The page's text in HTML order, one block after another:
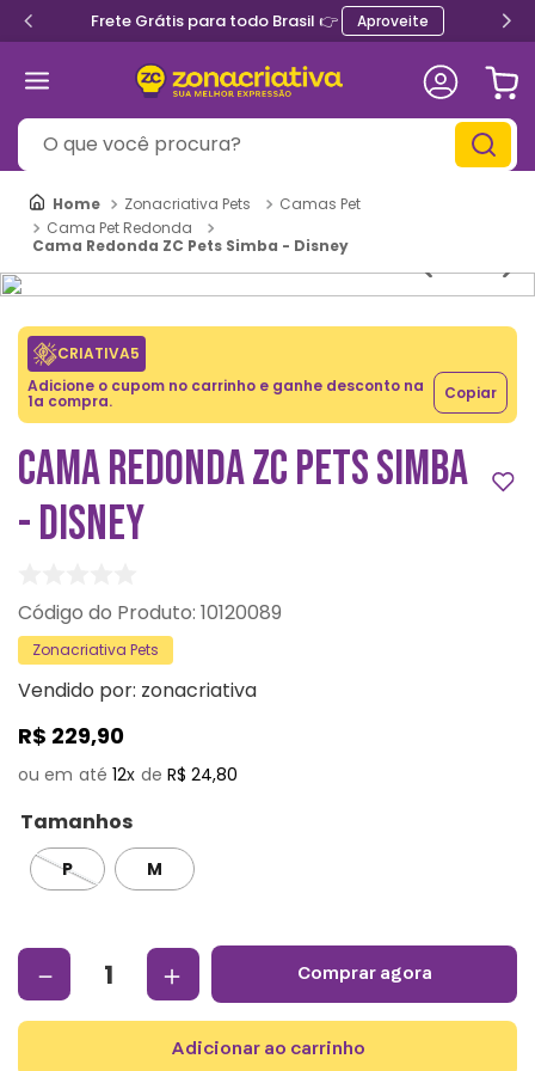
Frete Grátis para todo Brasil 👉 Aproveite
O que você procura?
Zonacriativa Pets
Camas Pet
Cama Pet Redonda
Cama Redonda ZC Pets Simba - Disney
CRIATIVA5
Adicione o cupom no carrinho e ganhe desconto na
1a compra. Copiar
CAMA REDONDA ZC PETS SIMBA
- DISNEY
: 10120089
Zonacriativa Pets
Vendido por: zonacriativa
R$ 229,90
12 R$ 24,80
Tamanhos
P M
＋
－ comprar agora
adicionar ao carrinho